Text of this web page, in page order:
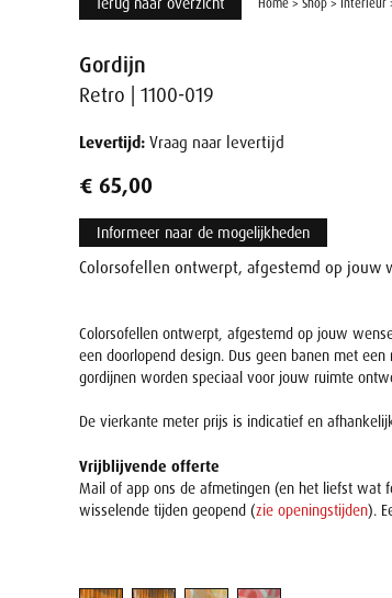
Home > Shop > Interieur
Gordijn
Retro | 1100-019
Levertijd: Vraag naar levertijd
€ 65,00
Informeer naar de mogelijkheden
Colorsofellen ontwerpt, afgestemd op jouw
Colorsofellen ontwerpt, afgestemd op jouw
een doorlopend design. Dus geen banen met
gordijnen worden speciaal voor jouw ruimte
De vierkante meter prijs is indicatief en
Vrijblijvende offerte
Mail of app ons de afmetingen (en het liefst wat
wisselende tijden geopend (zie openingstijden).